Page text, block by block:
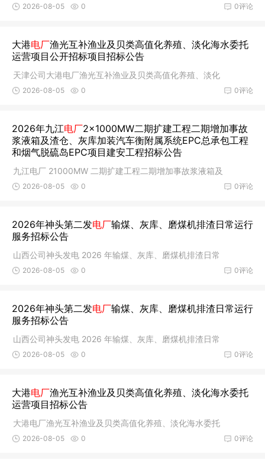
0评论
2026-08-05 0
大港电厂渔光互补渔业及贝类高值化养殖、淡化海水委托
运营项目公开招标项目招标公告
天津公司大港电厂渔光互补渔业及贝类高值化养殖、淡化
0评论
2026-08-05 0
2026年九江电厂2×1000MW二期扩建工程二期增加事故
浆液箱及渣仓、灰库加装汽车衡附属系统EPC总承包工程
和烟气脱硫岛EPC项目建安工程招标公告
九江电厂 21000MW 二期扩建工程二期增加事故浆液箱及
0评论
2026-08-05 0
2026年神头第二发电厂输煤、灰库、磨煤机排渣日常运行
服务招标公告
山西公司神头发电 2026 年输煤、灰库、磨煤机排渣日常
0评论
2026-08-05 0
2026年神头第二发电厂输煤、灰库、磨煤机排渣日常运行
服务招标公告
山西公司神头发电 2026 年输煤、灰库、磨煤机排渣日常
0评论
2026-08-05 0
大港电厂渔光互补渔业及贝类高值化养殖、淡化海水委托
运营项目招标公告
大港电厂渔光互补渔业及贝类高值化养殖、淡化海水委托
0评论
2026-08-05 0